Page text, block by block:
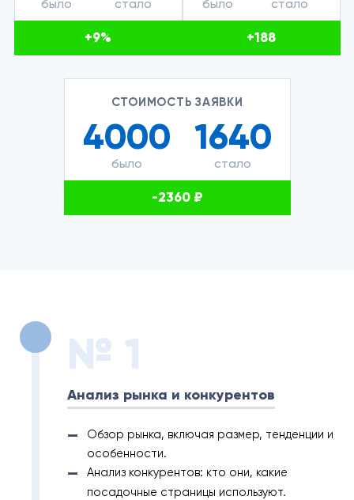
+9% +188
СТОИМОСТЬ ЗАЯВКИ
4000 1640
-2360 ₽
№ 1
Анализ рынка и конкурентов
Обзор рынка, включая размер, тенденции и
особенности.
Анализ конкурентов: кто они, какие
посадочные страницы используют.